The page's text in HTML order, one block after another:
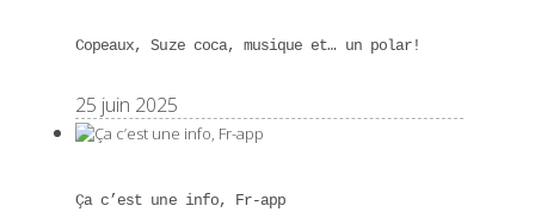
Copeaux, Suze coca, musique et… un polar!
25 juin 2025
Ça c’est une info, Fr-app